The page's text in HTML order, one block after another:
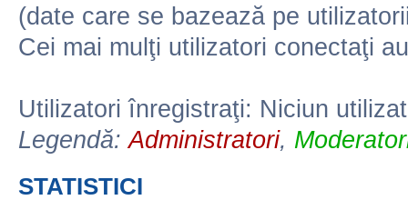
(date care se bazează pe
Cei mai mulţi utilizatori conectaţi
Utilizatori înregistraţi: Niciun
Legendă:Administratori,
STATISTICI